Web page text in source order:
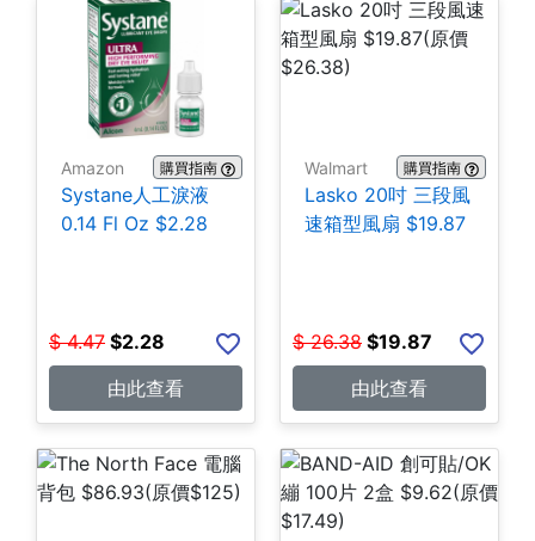
Amazon 購買指南
Systane人工淚液
0.14 Fl Oz $2.28
$ 4.47 $2.28
由此查看
Walmart 購買指南
Lasko 20吋 三段風
速箱型風扇 $19.87
$ 26.38 $19.87
由此查看